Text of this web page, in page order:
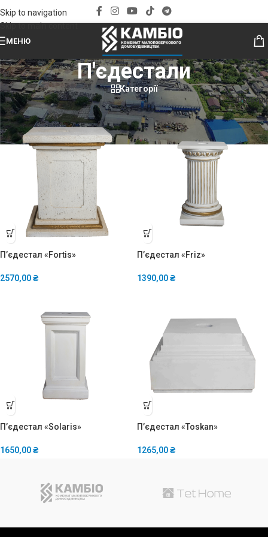
Skip to navigation
Skip to main content
МЕНЮ
П'єдестали
Категорії
Головна»П'єдестали Фільтри
П’єдестал «Fortis»
2570,00₴
П’єдестал «Friz»
1390,00₴
П’єдестал «Solaris»
1650,00₴
П’єдестал «Toskan»
1265,00₴